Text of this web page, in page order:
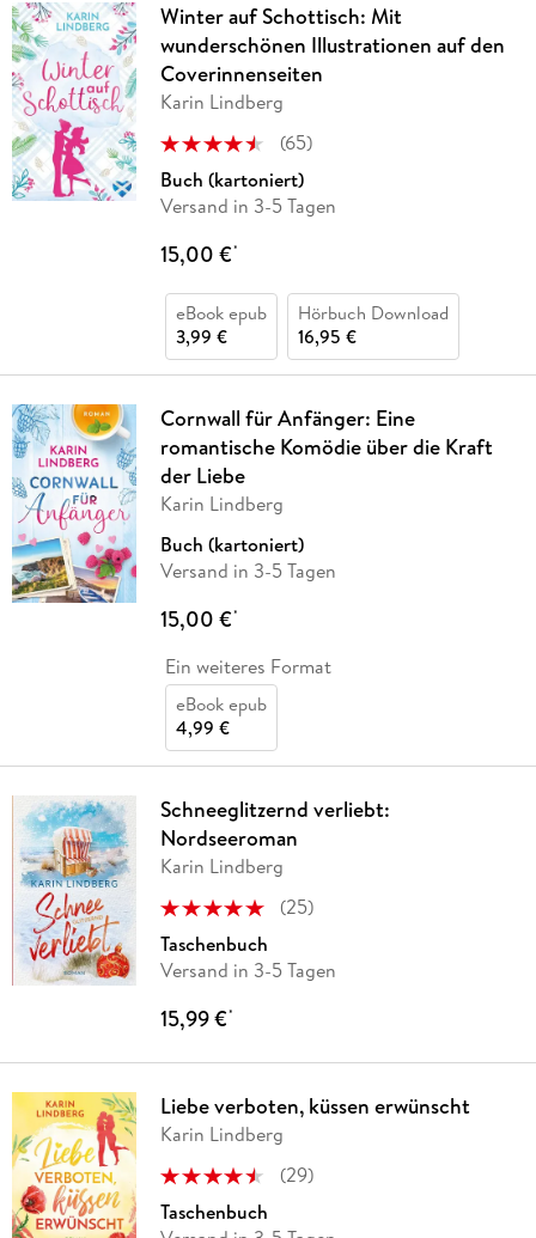
Winter auf Schottisch: Mit
wunderschönen Illustrationen auf den
Coverinnenseiten
Karin Lindberg
(65)
Buch (kartoniert)
Versand in 3-5 Tagen
15,00 €*
eBook epub
3,99 €
Hörbuch Download
16,95 €
Cornwall für Anfänger: Eine
romantische Komödie über die Kraft
der Liebe
Karin Lindberg
Buch (kartoniert)
Versand in 3-5 Tagen
15,00 €*
Ein weiteres Format
eBook epub
4,99 €
Schneeglitzernd verliebt:
Nordseeroman
Karin Lindberg
(25)
Taschenbuch
Versand in 3-5 Tagen
15,99 €*
Liebe verboten, küssen erwünscht
Karin Lindberg
(29)
Taschenbuch